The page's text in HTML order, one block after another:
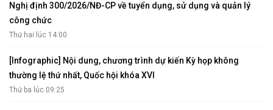
Nghị định 300/2026/NĐ-CP về tuyển dụng, sử dụng và quản lý
công chức
Thứ hai lúc 14:00
[Infographic] Nội dung, chương trình dự kiến Kỳ họp không
thường lệ thứ nhất, Quốc hội khóa XVI
Thứ ba lúc 09:25